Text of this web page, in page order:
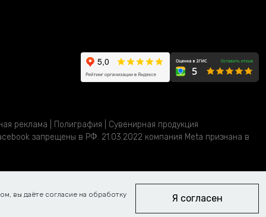
реклама | Полиграфия | Сувенирная продукция
запрещены в РФ. 21.03.2022 компания Meta признана в
вы даёте согласие на обработку Я согласен